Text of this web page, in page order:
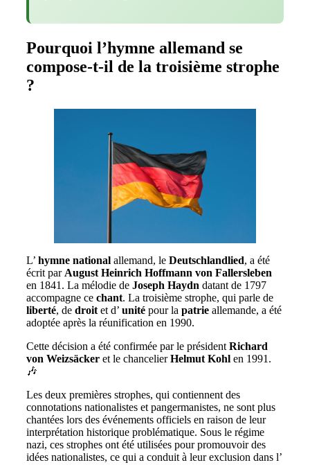
Pourquoi l’hymne allemand se
compose-t-il de la troisième strophe
?
L’ hymne national allemand, le Deutschlandlied, a été
écrit par August Heinrich Hoffmann von Fallersleben
en 1841. La mélodie de Joseph Haydn datant de 1797
accompagne ce chant. La troisième strophe, qui parle de
liberté, de droit et d’ unité pour la patrie allemande, a été
adoptée après la réunification en 1990.
Cette décision a été confirmée par le président Richard
von Weizsäcker et le chancelierHelmut Kohl en 1991.
🎶
Les deux premières strophes, qui contiennent des
connotations nationalistes et pangermanistes, ne sont plus
chantées lors des événements officiels en raison de leur
interprétation historique problématique. Sous le régime
nazi, ces strophes ont été utilisées pour promouvoir des
idées nationalistes, ce qui a conduit à leur exclusion dans l’